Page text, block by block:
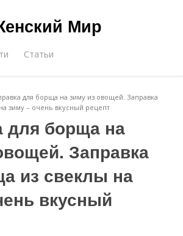
Мир
Статьи
для борща на зиму из овощей. Заправка
зиму – очень вкусный рецепт
для борща на
Заправка
из свеклы на
вкусный